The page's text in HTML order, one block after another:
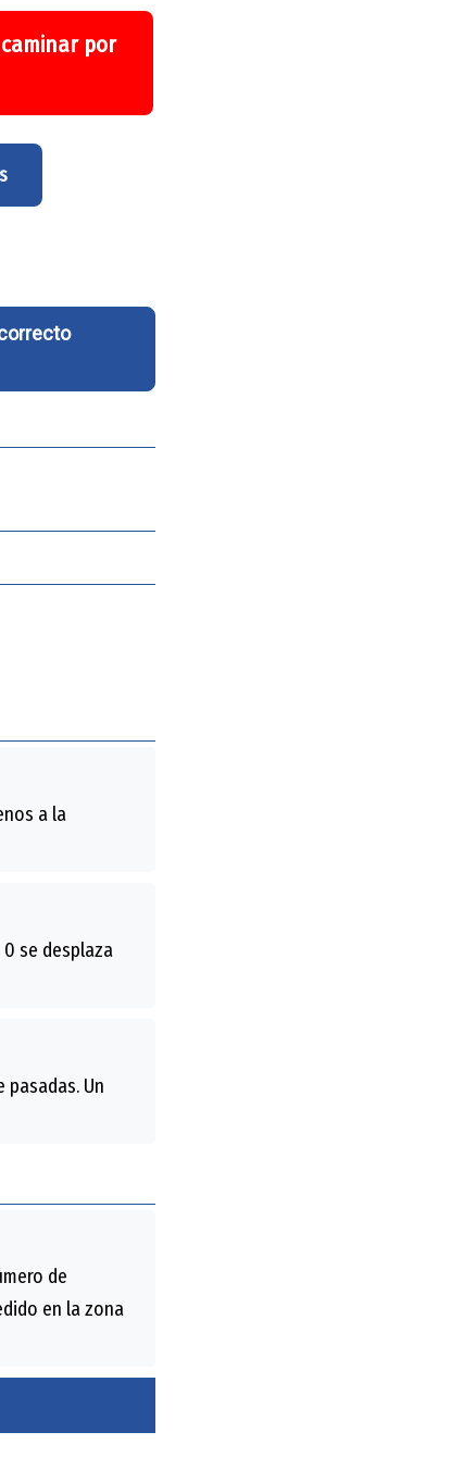
por
a la
se desplaza
Un
de
en la zona